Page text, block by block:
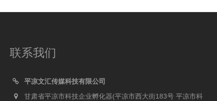
联系我们
平凉文汇传媒科技有限公司
甘肃省平凉市科技企业孵化器(平凉市西大街183号 平凉市科